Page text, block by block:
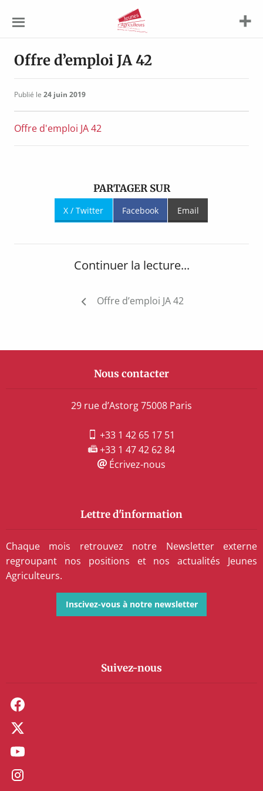
Agriculteurs
Offre d’emploi JA 42
Publié le 24 juin 2019
Offre d'emploi JA 42
PARTAGER SUR
X / Twitter Facebook Email
Continuer la lecture...
NavigationOffre d’emploi JA 42
Nous contacter
29 rue d’Astorg 75008 Paris
+33 1 42 65 17 51
+33 1 47 42 62 84
Écrivez-nous
Lettre d'information
Chaque mois retrouvez notre Newsletter externe
regroupant nos positions et nos actualités Jeunes
Agriculteurs.
Inscivez-vous à notre newsletter
Suivez-nous